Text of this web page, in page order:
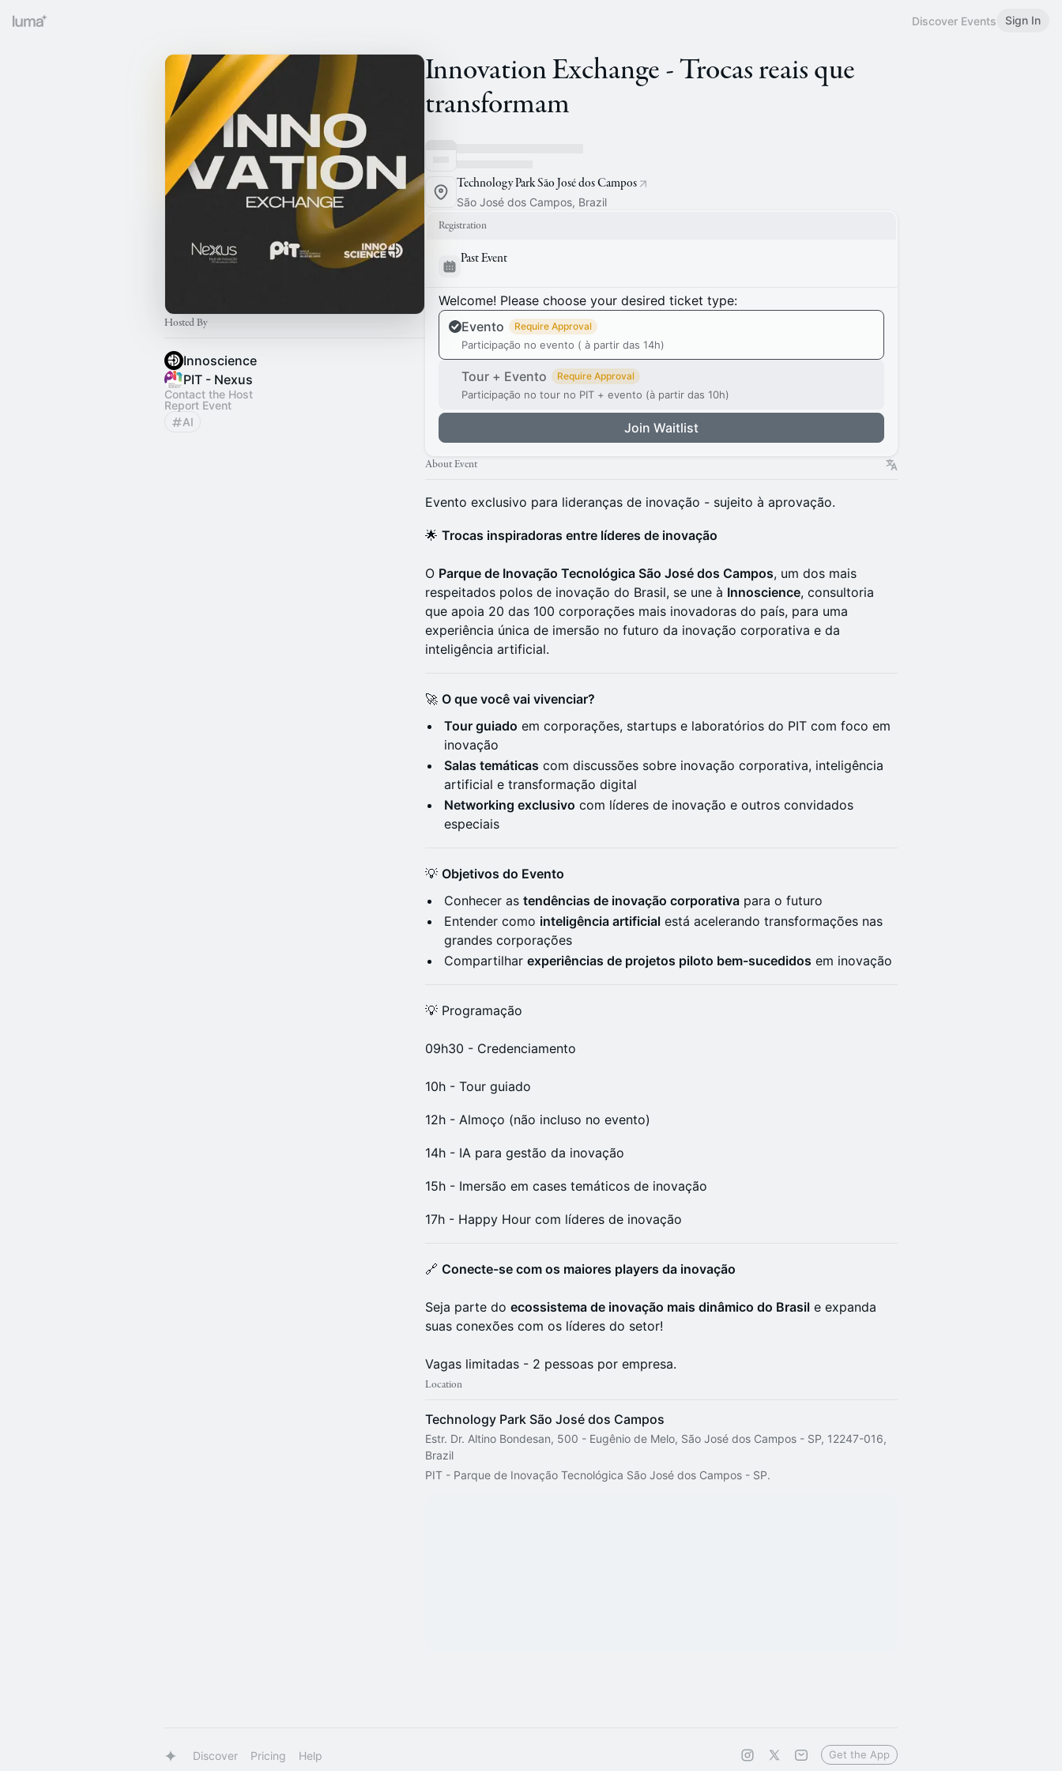
Discover Events Sign In
Hosted By
Innoscience
PIT - Nexus
Contact the Host
Report Event
AI
Innovation Exchange - Trocas reais que
transformam
Technology Park São José dos Campos
São José dos Campos, Brazil
Registration
Past Event
Welcome! Please choose your desired ticket type:
Evento
Require Approval
Participação no evento ( à partir das 14h)
Tour + Evento Require Approval
Participação no tour no PIT + evento (à partir das 10h)
Join Waitlist
About Event
Evento exclusivo para lideranças de inovação - sujeito à aprovação.
🌟 Trocas inspiradoras entre líderes de inovação
O Parque de Inovação Tecnológica São José dos Campos, um dos mais
respeitados polos de inovação do Brasil, se une à Innoscience, consultoria
que apoia 20 das 100 corporações mais inovadoras do país, para uma
experiência única de imersão no futuro da inovação corporativa e da
inteligência artificial.
🚀 O que você vai vivenciar?
Tour guiado em corporações, startups e laboratórios do PIT com foco em
inovação
Salas temáticas com discussões sobre inovação corporativa, inteligência
artificial e transformação digital
Networking exclusivo com líderes de inovação e outros convidados
especiais
💡 Objetivos do Evento
Conhecer as tendências de inovação corporativa para o futuro
Entender como inteligência artificial está acelerando transformações nas
grandes corporações
Compartilhar experiências de projetos piloto bem-sucedidos em inovação
💡 Programação
09h30 - Credenciamento
10h - Tour guiado
12h - Almoço (não incluso no evento)
14h - IA para gestão da inovação
15h - Imersão em cases temáticos de inovação
17h - Happy Hour com líderes de inovação
🔗 Conecte-se com os maiores players da inovação
Seja parte do ecossistema de inovação mais dinâmico do Brasil e expanda
suas conexões com os líderes do setor!
Vagas limitadas - 2 pessoas por empresa.
Location
Technology Park São José dos Campos
Estr. Dr. Altino Bondesan, 500 - Eugênio de Melo, São José dos Campos - SP, 12247-016,
Brazil
PIT - Parque de Inovação Tecnológica São José dos Campos - SP.
Discover Pricing Help Get the App